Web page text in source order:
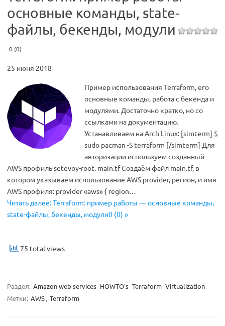
основные команды, state-
файлы, бекенды, модули
0 (0)
25 июня 2018
Пример использования Terraform, его
основные команды, работа с бекенда и
модулями. Достаточно кратко, но со
ссылками на документацию.
Устанавливаем на Arch Linux: [simterm] $
sudo pacman -S terraform [/simterm] Для
авторизации используем созданный
AWS профиль setevoy-root. main.tf Создаём файл main.tf, в
котором указываем использование AWS provider, регион, и имя
AWS профиля: provider «aws» { region…
Читать далее: Terraform: пример работы — основные команды,
state-файлы, бекенды, модули0 (0) »
75 total views
Раздел: Amazon web services HOWTO's Terraform Virtualization
Метки: AWS, Terraform